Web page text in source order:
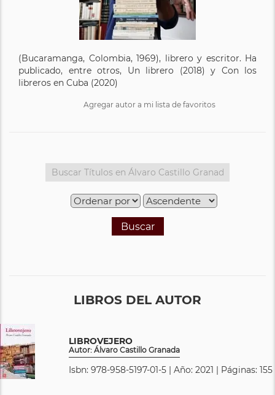
(Bucaramanga, Colombia, 1969), librero y escritor. Ha
publicado, entre otros, Un librero (2018) y Con los
libreros en Cuba (2020)
Agregar autor a mi lista de favoritos
Buscar
LIBROS DEL AUTOR
LIBROVEJERO
Autor: Álvaro Castillo Granada
Isbn: 978-958-5197-01-5 | Año: 2021 | Páginas: 155